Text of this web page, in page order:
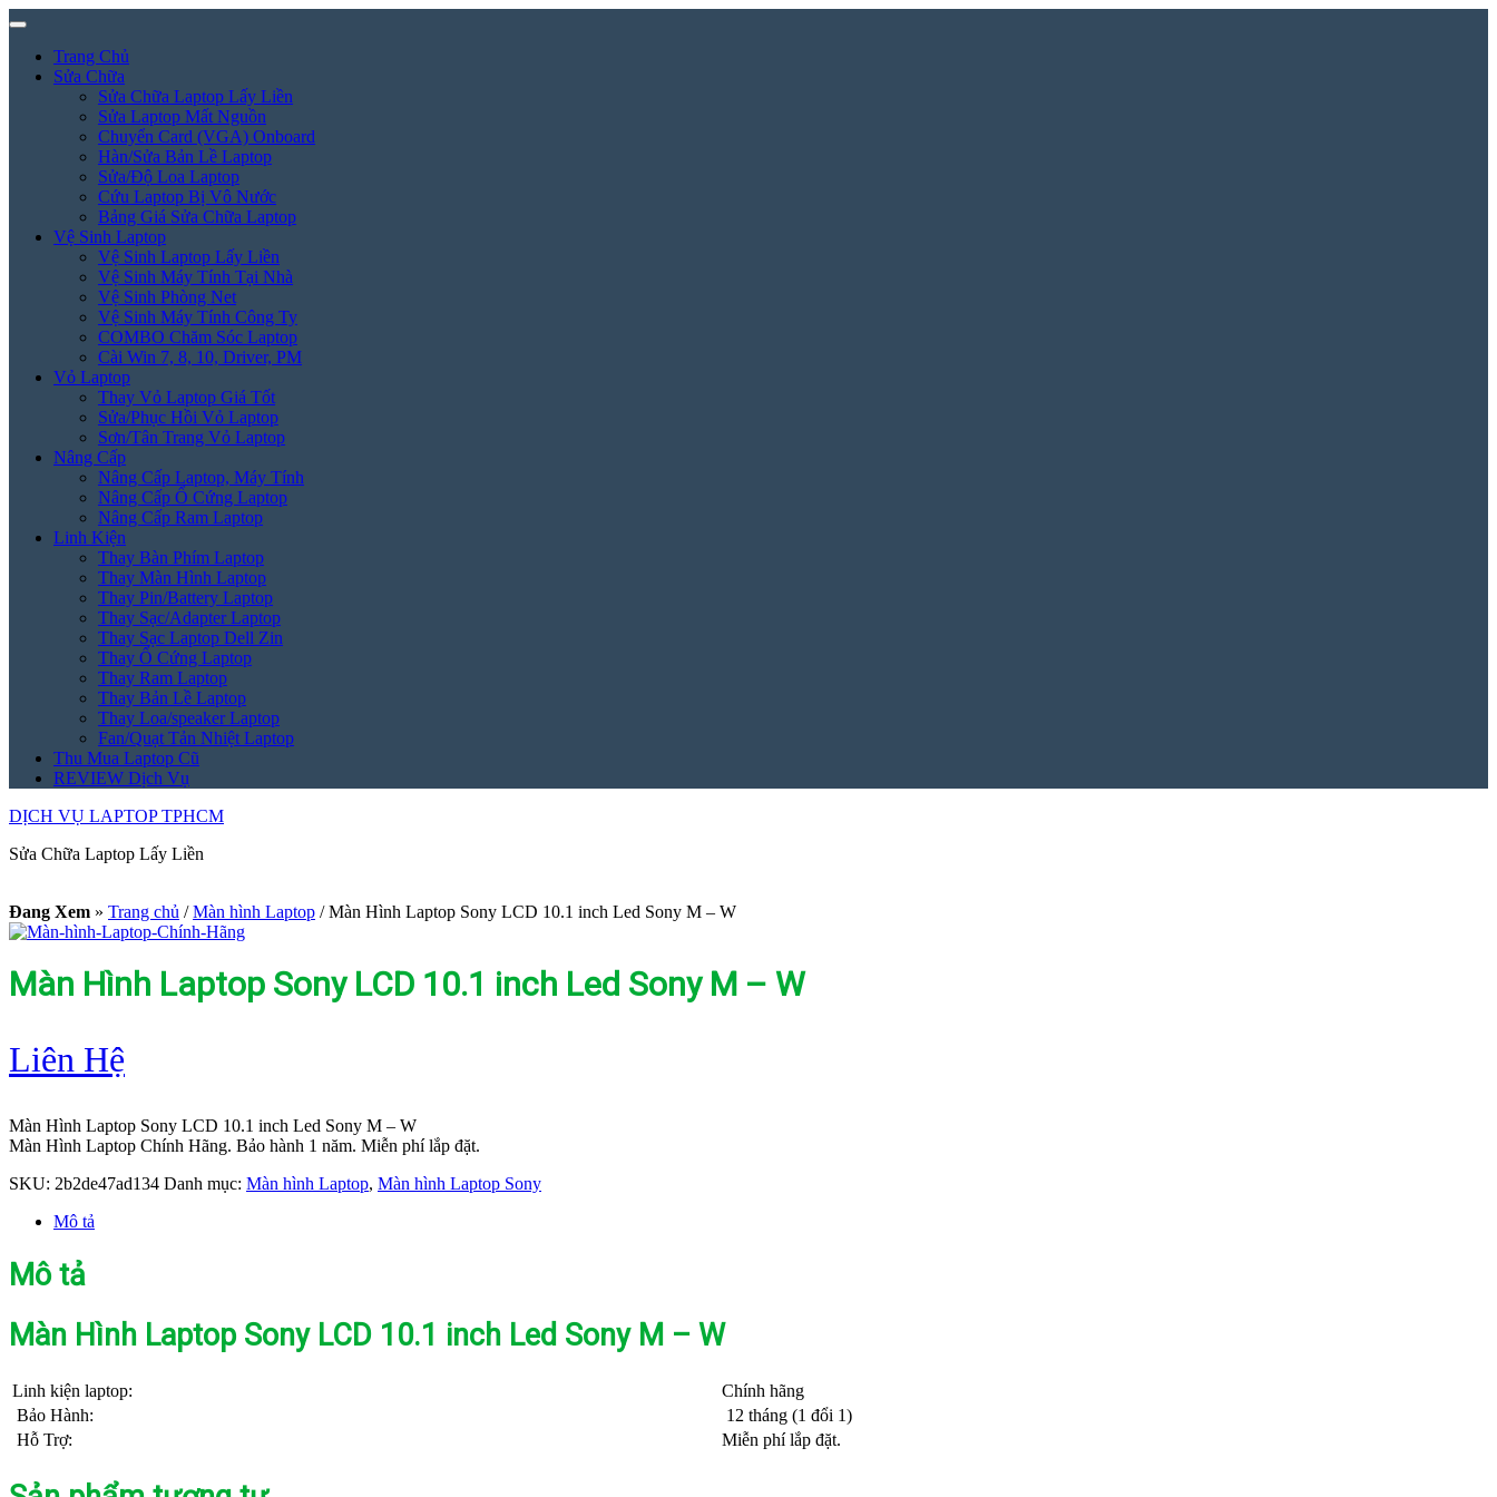
Trang Chủ
Sửa Chữa
Sửa Chữa Laptop Lấy Liền
Sửa Laptop Mất Nguồn
Chuyển Card (VGA) Onboard
Hàn/Sửa Bản Lề Laptop
Sửa/Độ Loa Laptop
Cứu Laptop Bị Vô Nước
Bảng Giá Sửa Chữa Laptop
Vệ Sinh Laptop
Vệ Sinh Laptop Lấy Liền
Vệ Sinh Máy Tính Tại Nhà
Vệ Sinh Phòng Net
Vệ Sinh Máy Tính Công Ty
COMBO Chăm Sóc Laptop
Cài Win 7, 8, 10, Driver, PM
Vỏ Laptop
Thay Vỏ Laptop Giá Tốt
Sửa/Phục Hồi Vỏ Laptop
Sơn/Tân Trang Vỏ Laptop
Nâng Cấp
Nâng Cấp Laptop, Máy Tính
Nâng Cấp Ổ Cứng Laptop
Nâng Cấp Ram Laptop
Linh Kiện
Thay Bàn Phím Laptop
Thay Màn Hình Laptop
Thay Pin/Battery Laptop
Thay Sạc/Adapter Laptop
Thay Sạc Laptop Dell Zin
Thay Ổ Cứng Laptop
Thay Ram Laptop
Thay Bản Lề Laptop
Thay Loa/speaker Laptop
Fan/Quạt Tản Nhiệt Laptop
Thu Mua Laptop Cũ
REVIEW Dịch Vụ
DỊCH VỤ LAPTOP TPHCM
Sửa Chữa Laptop Lấy Liền
Đang Xem » Trang chủ / Màn hình Laptop /Màn Hình Laptop Sony LCD 10.1 inch Led Sony M – W
Màn Hình Laptop Sony LCD 10.1 inch Led Sony M – W
Liên Hệ
Màn Hình Laptop Sony LCD 10.1 inch Led Sony M – W
Màn Hình Laptop Chính Hãng. Bảo hành 1 năm. Miễn phí lắp đặt.
SKU: 2b2de47ad134 Danh mục: Màn hình Laptop, Màn hình Laptop Sony
Mô tả
Mô tả
Màn Hình Laptop Sony LCD 10.1 inch Led Sony M – W
Linh kiện laptop:
Chính hãng
Bảo Hành:
12 tháng (1 đổi 1)
Hỗ Trợ:
Miễn phí lắp đặt.